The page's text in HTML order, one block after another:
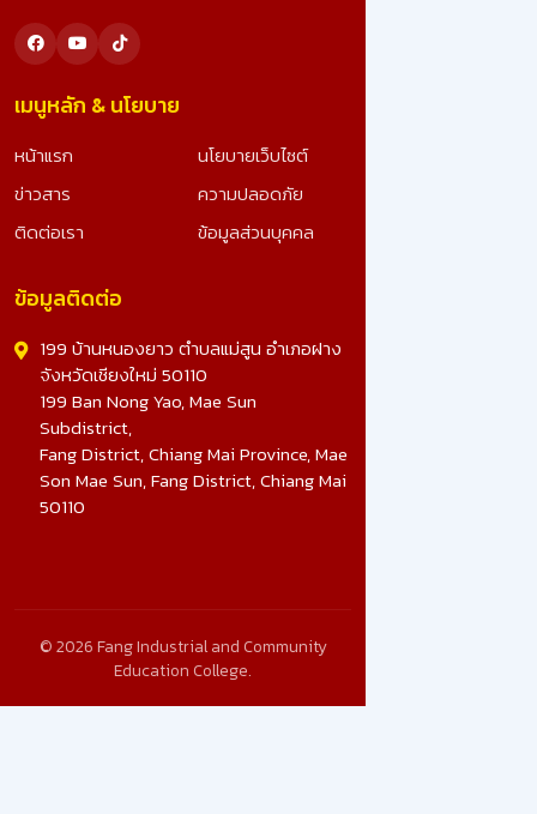
สร้างเยาวชนที่ดีของชาติต่อไป ดูรูปภาพเพิ่มเติม -
เมนูหลัก & นโยบาย
หน้าแรก
ข่าวสาร
ติดต่อเรา
นโยบายเว็บไซต์
ความปลอดภัย
ข้อมูลส่วนบุคคล
ข้อมูลติดต่อ
199 บ้านหนองยาว ตำบลแม่สูน อำเภอฝาง
จังหวัดเชียงใหม่ 50110
199 Ban Nong Yao, Mae Sun
Subdistrict,
Fang District, Chiang Mai Province, Mae
Son Mae Sun, Fang District, Chiang Mai
50110
© 2026 Fang Industrial and Community
Education College.